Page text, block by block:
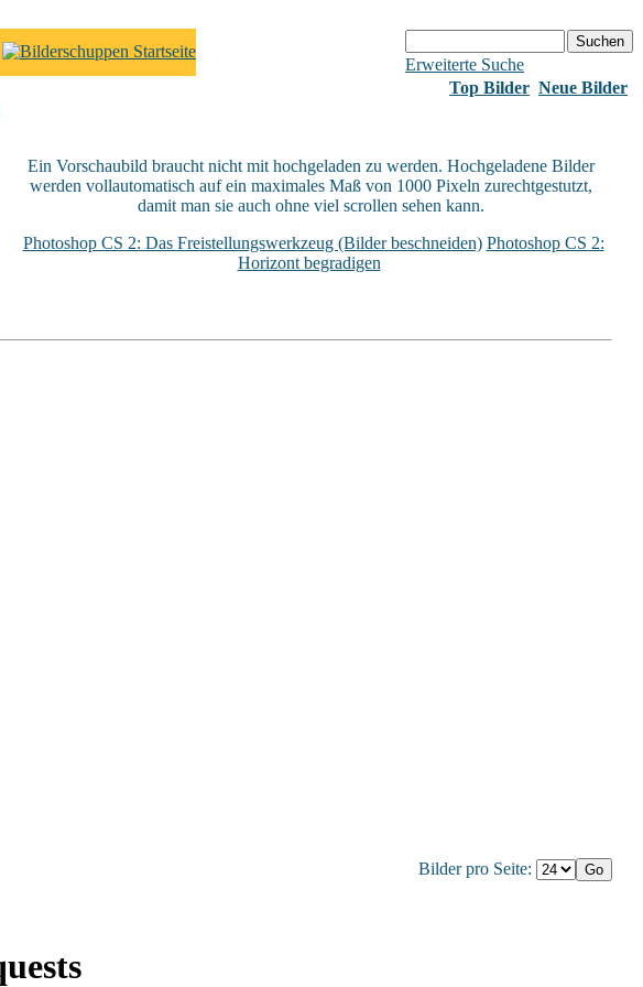
Erweiterte Suche
Top Bilder Neue Bilder
Ein Vorschaubild braucht nicht mit hochgeladen zu werden. Hochgeladene Bilder
werden vollautomatisch auf ein maximales Maß von 1000 Pixeln zurechtgestutzt,
damit man sie auch ohne viel scrollen sehen kann.
Photoshop CS 2: Das Freistellungswerkzeug (Bilder beschneiden) Photoshop CS 2:
Horizont begradigen
Bilder pro Seite: